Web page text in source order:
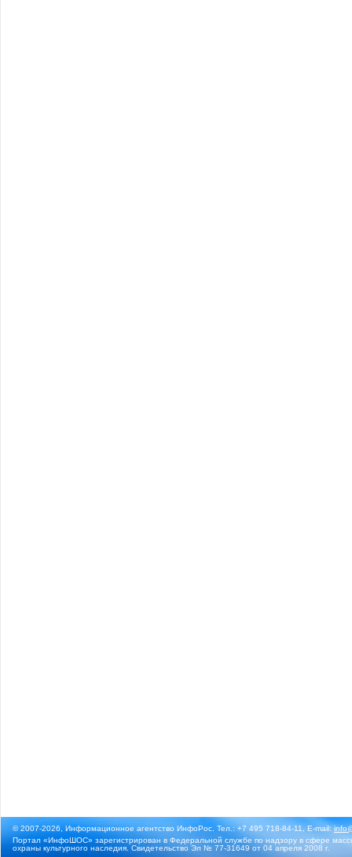
© 2007-2026, Информационное агентство ИнфоРос. Тел.: +7 495 718-84-11, E-mail:
Портал «ИнфоШОС» зарегистрирован в Федеральной службе по надзору в сфере
охраны культурного наследия. Свидетельство Эл № 77-31649 от 04 апреля 2008 г.